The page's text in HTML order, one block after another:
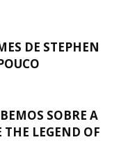
DE STEPHEN
SOBRE A
LEGEND OF